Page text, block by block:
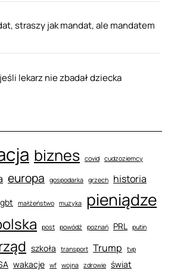
straszy jak mandat, ale mandatem
lekarz nie zbadał dziecka
biznes covid cudzoziemcy
europa gospodarka grzech historia
małżeństwo muzyka pieniądze
post powódź poznań PRL putin
szkoła transport Trump
tvp
wakacje wf wojna zdrowie świat